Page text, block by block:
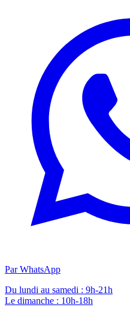
Par WhatsApp
Du lundi au samedi : 9h-21h
Le dimanche : 10h-18h